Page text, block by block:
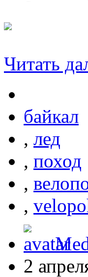
Читать
байкал
, лед
, поход
,
,
2